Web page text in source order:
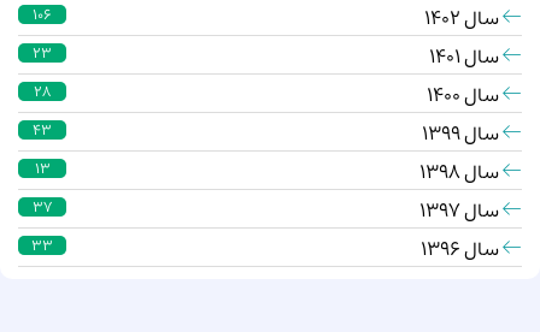
سال 1402 106
سال 1401 23
سال 1400 28
سال 1399 43
سال 1398 13
سال 1397 37
سال 1396 33